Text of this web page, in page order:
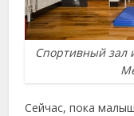
Спортивный зал
Сейчас, пока